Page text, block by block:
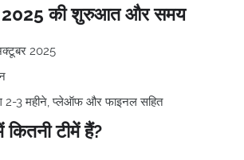
2025 की शुरुआत और समय
2025
2-3 महीने, प्लेऑफ और फाइनल सहित
टीमें हैं?